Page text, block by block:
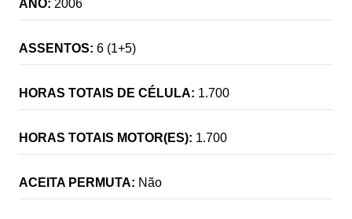
ANO: 2006
ASSENTOS: 6 (1+5)
HORAS TOTAIS DE CÉLULA: 1.700
HORAS TOTAIS MOTOR(ES): 1.700
ACEITA PERMUTA: Não